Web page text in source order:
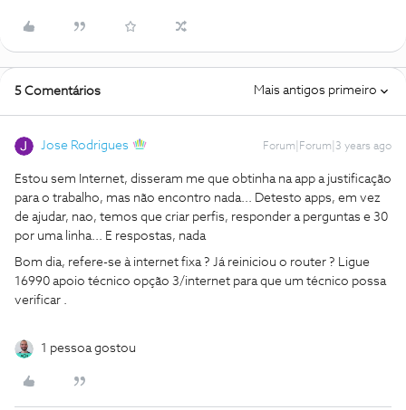
5 Comentários Mais antigos primeiro
Jose Rodrigues Forum|Forum|3 years ago
Estou sem Internet, disseram me que obtinha na app a justificação
para o trabalho, mas não encontro nada... Detesto apps, em vez
de ajudar, nao, temos que criar perfis, responder a perguntas e 30
por uma linha... E respostas, nada
Bom dia, refere-se à internet fixa ? Já reiniciou o router ? Ligue
16990 apoio técnico opção 3/internet para que um técnico possa
verificar .
1 pessoa gostou